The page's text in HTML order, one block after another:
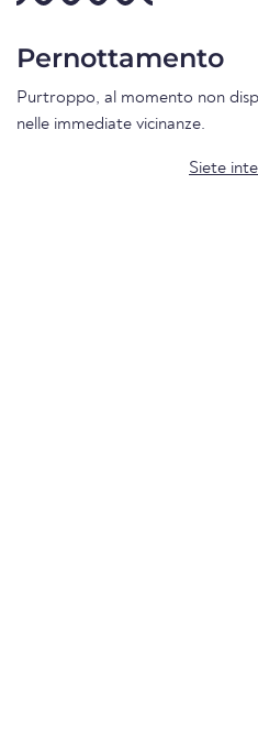
Pernottamento
Purtroppo, al momento non
nelle immediate vicinanze.
Siete